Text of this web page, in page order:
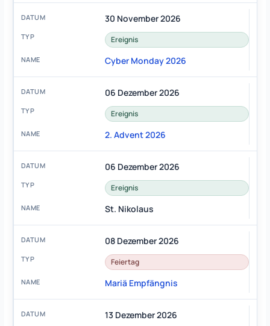
30 November 2026
Ereignis
Cyber Monday 2026
06 Dezember 2026
Ereignis
2. Advent 2026
06 Dezember 2026
Ereignis
St. Nikolaus
08 Dezember 2026
Feiertag
Mariä Empfängnis
13 Dezember 2026